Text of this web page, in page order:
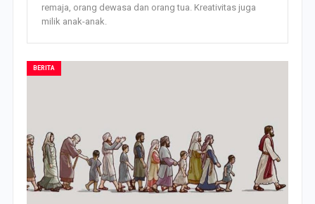
remaja, orang dewasa dan orang tua. Kreativitas juga
milik anak-anak.
BERITA